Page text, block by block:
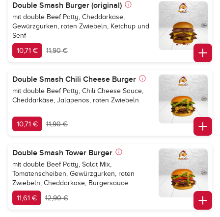
Double Smash Burger (original)
mit double Beef Patty, Cheddarkäse,
Gewürzgurken, roten Zwiebeln, Ketchup und
Senf
10,71 € 11,90 €
Double Smash Chili Cheese Burger
mit double Beef Patty, Chili Cheese Sauce,
Cheddarkäse, Jalapenos, roten Zwiebeln
10,71 € 11,90 €
Double Smash Tower Burger
mit double Beef Patty, Salat Mix,
Tomatenscheiben, Gewürzgurken, roten
Zwiebeln, Cheddarkäse, Burgersauce
11,61 € 12,90 €